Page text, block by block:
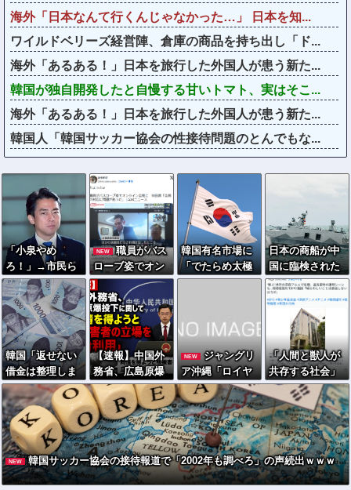
海外「日本なんて行くんじゃなかった…」 日本を知...
ワイルドベリーズ経営陣、倉庫の商品を持ち出し「ド...
海外「あるある！」日本を旅行した外国人が患う新た...
韓国が独自開発したと自慢する甘いトマト、実はそこ...
海外「あるある！」日本を旅行した外国人が患う新た...
韓国人「韓国サッカー協会の性接待問題のとんでもな...
「小泉やめ
ろ！」→市民ら
が横浜駅前で大
絶叫ｗｗｗｗｗ
ｗｗｗ
NEW
職員がバス
ローブ姿でオン
ライン会見に
秋田県「会見の
対応に問題があ
った」
韓国有名市場に
「でたらめ太極
旗」商品…徐教
日本の商船が中
国に臨検された
場合は「台湾軍
が対応」と台湾
軍トップ！
韓国「返せない
借金は整理しま
す」→延滞者、
なぜか増え続け
る…
【速報】中国外
務省、広島原爆
投下に関して
「同情を得よう
と核被害者の立
場を政治利用」
NEW
ジャングリ
ア沖縄「ロイヤ
ルチケット」の
販売開始、大人2
9,700円にｗｗｗ
ｗｗｗｗｗｗ
「人間と獣人が
共存する社会」
を描いた深夜ア
ニメに喫煙、違
法薬物の連想シ
ーンも…視聴者
批判でBPO議論
NEW 韓国サッカー協会の接待報道で「2002年も調べろ」の声続出ｗｗｗ